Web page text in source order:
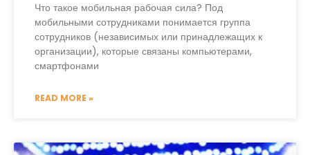
Что такое мобильная рабочая сила? Под
мобильными сотрудниками понимается группа
сотрудников (независимых или принадлежащих к
организации), которые связаны компьютерами,
смартфонами
READ MORE »